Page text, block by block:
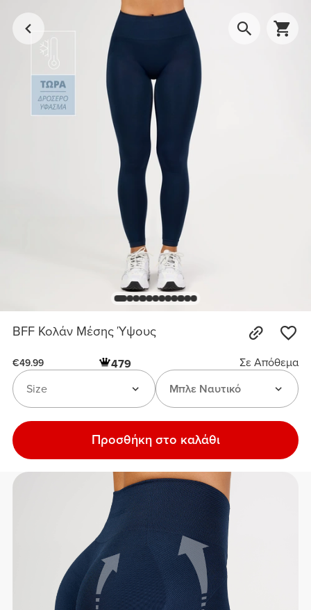
BFF Κολάν Μέσης Ύψους
€49.99 479
Σε Απόθεμα
Μπλε Ναυτικό
Size
Προσθήκη στο καλάθι